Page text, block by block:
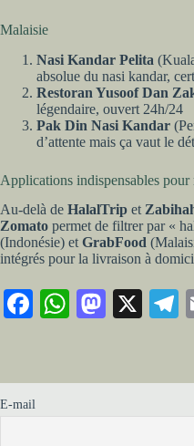
Malaisie
Nasi Kandar Pelita
absolue du nasi kandar,
Restoran Yusoof Dan
légendaire, ouvert 24h/24
Pak Din Nasi Kandar
d’attente mais ça vaut le
Applications indispensables pour
Au-delà de HalalTrip et
Zomato permet de filtrer par «
(Indonésie) et GrabFood
intégrés pour la livraison à
Fa
ok
W
A
M
do
X
a
E-mail